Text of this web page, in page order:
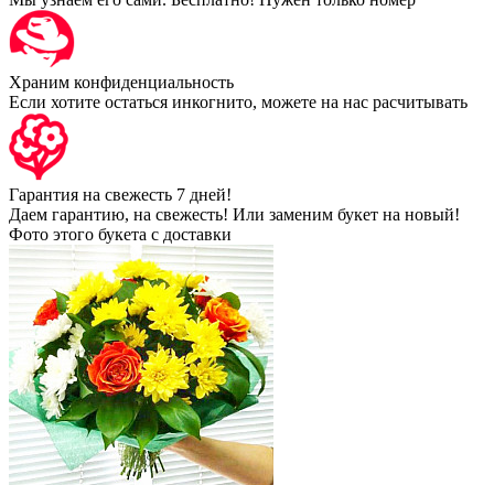
Храним конфиденциальность
Если хотите остаться инкогнито, можете на нас расчитывать
Гарантия на свежесть 7 дней!
Даем гарантию, на свежесть! Или заменим букет на новый!
Фото этого букета с доставки